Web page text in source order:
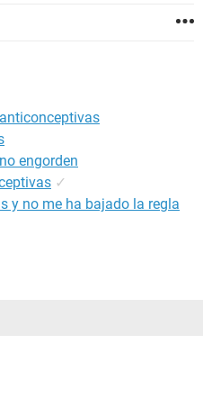
engorden
✓
y no me ha bajado la regla